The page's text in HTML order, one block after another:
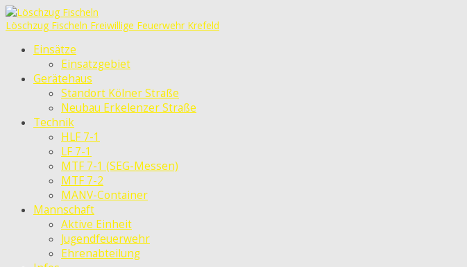
Löschzug Fischeln Freiwillige Feuerwehr Krefeld
Einsätze
Einsatzgebiet
Gerätehaus
Standort Kölner Straße
Neubau Erkelenzer Straße
Technik
HLF 7-1
LF 7-1
MTF 7-1 (SEG-Messen)
MTF 7-2
MANV-Container
Mannschaft
Aktive Einheit
Jugendfeuerwehr
Ehrenabteilung